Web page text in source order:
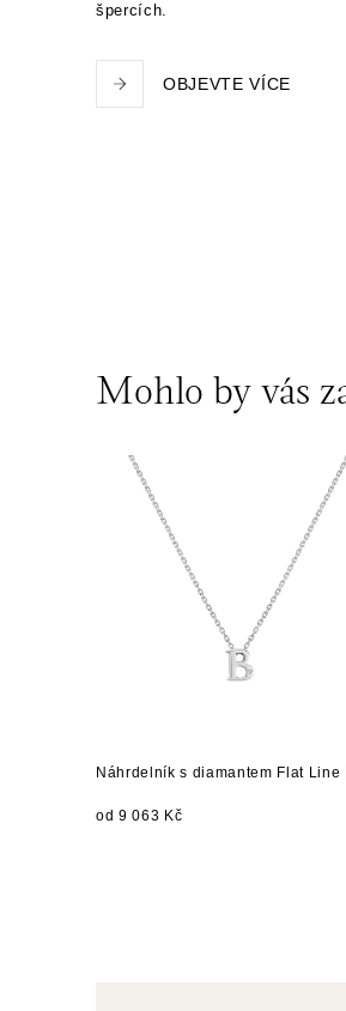
Pribinova 8, 811 09
špercích.
OBJEVTE VÍCE
Mohlo by vás
Náhrdelník s diamantem Flat Line
od 9 063 Kč